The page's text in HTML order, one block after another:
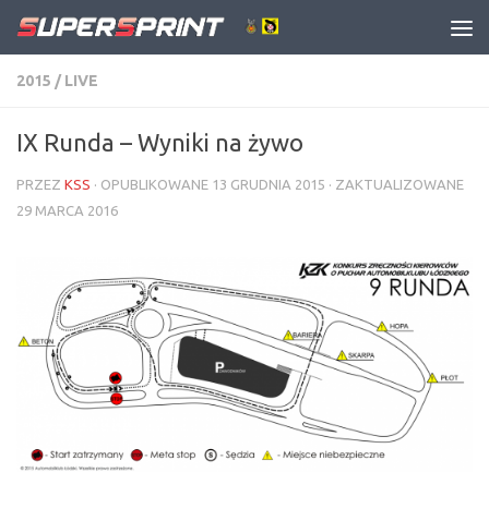
Skip to content
2015 / LIVE
IX Runda – Wyniki na żywo
PRZEZ KSS · OPUBLIKOWANE 13 GRUDNIA 2015 · ZAKTUALIZOWANE
29 MARCA 2016